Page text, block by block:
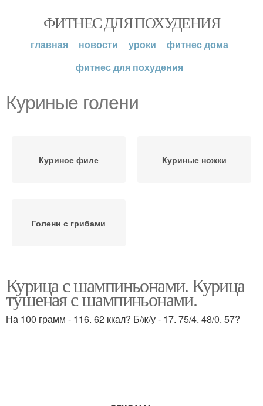
ФИТНЕС ДЛЯ ПОХУДЕНИЯ
главная новости уроки
фитнес дома
фитнес для похудения
Куриные голени
Куриное филе Куриные ножки
Голени с грибами
Курица с шампиньонами. Курица
тушеная с шампиньонами.
На 100 грамм - 116. 62 ккал? Б/ж/у - 17. 75/4. 48/0. 57?